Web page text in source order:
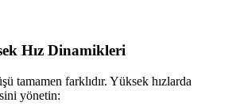
Hız Dinamikleri
tamamen farklıdır. Yüksek hızlarda
yönetin: